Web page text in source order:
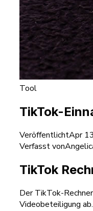
Tool
TikTok-
VeröffentlichtApr
Verfasst von
TikTok
Der TikTok-
Videobeteiligung